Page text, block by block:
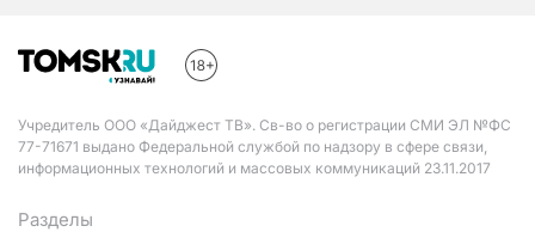
Учредитель ООО «Дайджест ТВ». Св-во о регистрации СМИ ЭЛ №ФС
77-71671 выдано Федеральной службой по надзору в сфере связи,
информационных технологий и массовых коммуникаций 23.11.2017
Разделы